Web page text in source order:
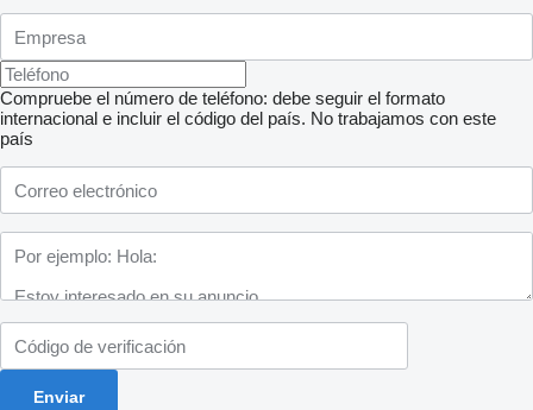
Compruebe el número de teléfono: debe seguir el formato
internacional e incluir el código del país. No trabajamos con este
país